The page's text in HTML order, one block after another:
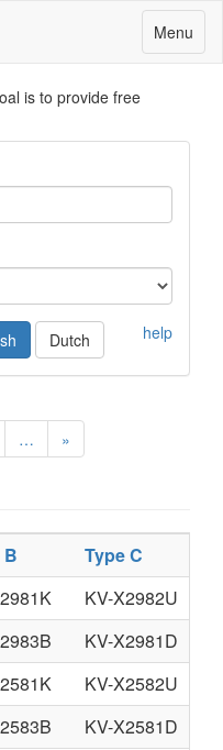
Toggle
navigation
Menu
is to provide free
help
Dutch
… »
B
Type C
KV-X2982U
KV-X2981D
KV-X2582U
KV-X2581D